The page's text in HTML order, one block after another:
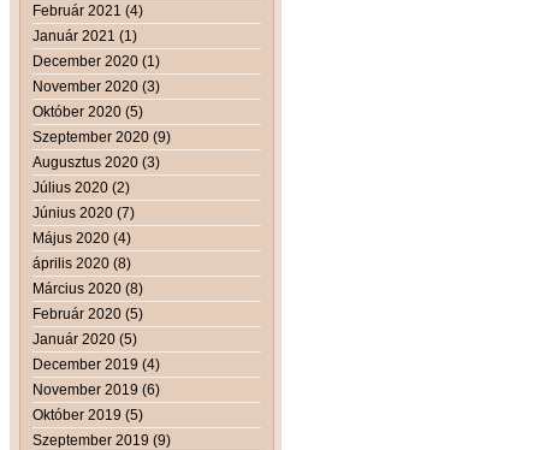
Február 2021 (4)
Január 2021 (1)
December 2020 (1)
November 2020 (3)
Október 2020 (5)
Szeptember 2020 (9)
Augusztus 2020 (3)
Július 2020 (2)
Június 2020 (7)
Május 2020 (4)
április 2020 (8)
Március 2020 (8)
Február 2020 (5)
Január 2020 (5)
December 2019 (4)
November 2019 (6)
Október 2019 (5)
Szeptember 2019 (9)